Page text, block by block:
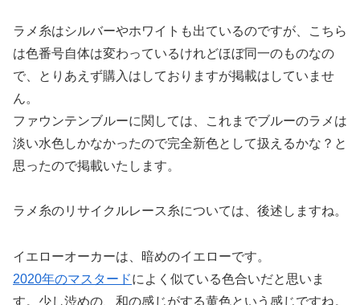
ラメ糸はシルバーやホワイトも出ているのですが、こちら
は色番号自体は変わっているけれどほぼ同一のものなの
で、とりあえず購入はしておりますが掲載はしていませ
ん。
ファウンテンブルーに関しては、これまでブルーのラメは
淡い水色しかなかったので完全新色として扱えるかな？と
思ったので掲載いたします。
ラメ糸のリサイクルレース糸については、後述しますね。
イエローオーカーは、暗めのイエローです。
2020年のマスタードによく似ている色合いだと思いま
す。少し渋めの、和の感じがする黄色という感じですね。